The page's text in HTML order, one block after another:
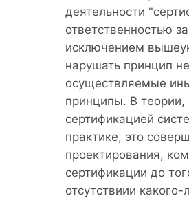
деятельности
ответственностью
исключением
нарушать принцип
осуществляемые
принципы. В теории,
сертификацией
практике, это
проектирования,
сертификации до
отсутствиии